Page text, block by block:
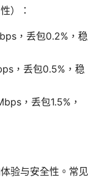
）：
，丢包0.2%，稳
，丢包0.5%，稳
，丢包1.5%，
验与安全性。常见